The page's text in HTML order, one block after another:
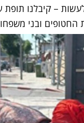
– קיבלנו